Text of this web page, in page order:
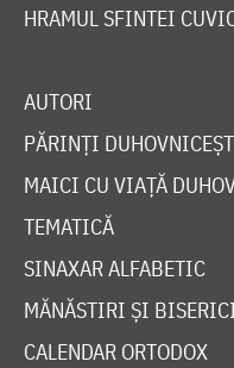
HRAMUL SFINTEI
AUTORI
PĂRINȚI
MAICI CU VIAȚĂ
TEMATICĂ
SINAXAR ALFABETIC
MĂNĂSTIRI ȘI
CALENDAR ORTODOX